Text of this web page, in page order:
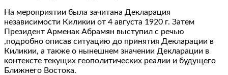
На мероприятии была зачитана Декларация
независимости Киликии от 4 августа 1920 г. Затем
Президент Арменак Абрамян выступил с речью
,подробно описав ситуацию до принятия Декларации в
Киликии, а также о нынешнем значении Декларации в
контексте текущих геополитических реалии и будущего
Ближнего Востока.